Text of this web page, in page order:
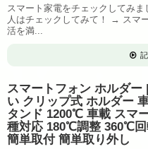
スマート家電をチェックしてみ
人はチェックしてみて！ → スマ
活を満...
スマートフォン ホルダ
い クリップ式 ホルダー
タンド 1200℃ 車載 スマ
種対応 180℃調整 360℃
簡単取付 簡単取り外し